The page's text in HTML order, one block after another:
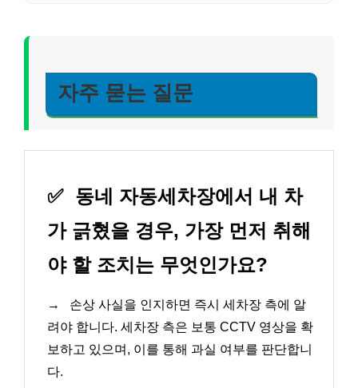
자주 묻는 질문
✅ 동네 자동세차장에서 내 차
가 긁혔을 경우, 가장 먼저 취해
야 할 조치는 무엇인가요?
→
손상 사실을 인지하면 즉시 세차장 측에 알
려야 합니다. 세차장 측은 보통 CCTV 영상을 확
보하고 있으며, 이를 통해 과실 여부를 판단합니
다.